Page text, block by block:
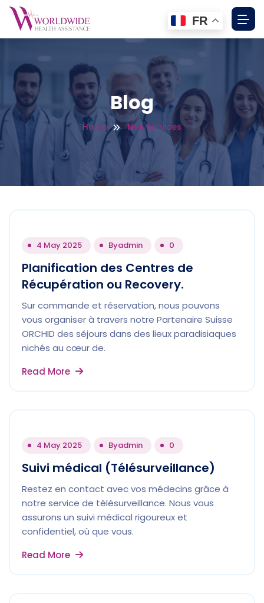
Blog
Home Nos Services
4 May 2025 Byadmin 0
Planification des Centres de
Récupération ou Recovery.
Sur commande et réservation, nous pouvons
vous organiser à travers notre Partenaire Suisse
ORCHID des séjours dans des lieux paradisiaques
nichés au cœur de.
Read More
4 May 2025 Byadmin 0
Suivi médical (Télésurveillance)
Restez en contact avec vos médecins grâce à
notre service de télésurveillance. Nous vous
assurons un suivi médical rigoureux et
confidentiel, où que vous.
Read More
FR